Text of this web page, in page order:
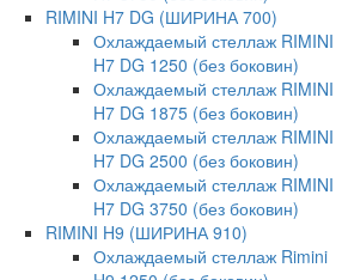
RIMINI H7 DG (ШИРИНА 700)
Охлаждаемый стеллаж RIMINI
H7 DG 1250 (без боковин)
Охлаждаемый стеллаж RIMINI
H7 DG 1875 (без боковин)
Охлаждаемый стеллаж RIMINI
H7 DG 2500 (без боковин)
Охлаждаемый стеллаж RIMINI
H7 DG 3750 (без боковин)
RIMINI H9 (ШИРИНА 910)
Охлаждаемый стеллаж Rimini